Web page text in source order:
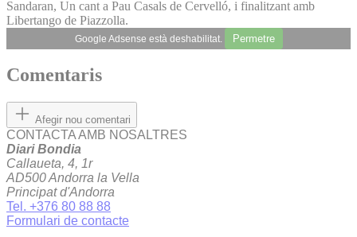
Sandaran, Un cant a Pau Casals de Cervelló, i finalitzant amb
Libertango de Piazzolla.
Google Adsense està deshabilitat. Permetre
Comentaris
Afegir nou comentari
CONTACTA AMB NOSALTRES
Diari Bondia
Callaueta, 4, 1r
AD500 Andorra la Vella
Principat d'Andorra
Tel. +376 80 88 88
Formulari de contacte